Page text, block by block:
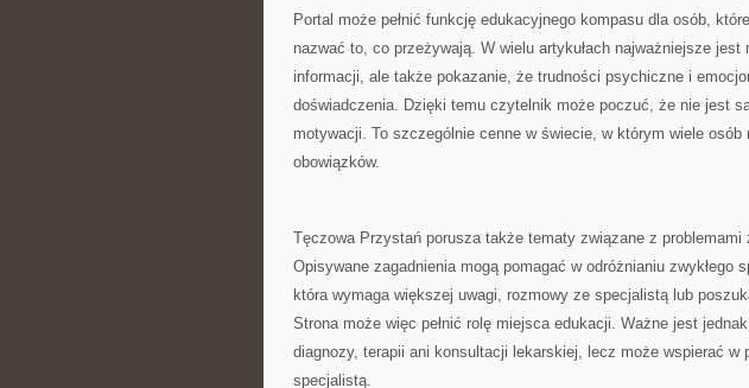
Portal może pełnić funkcję edukacyjnego kompasu dla osób,
nazwać to, co przeżywają. W wielu artykułach najważniejsze jest
informacji, ale także pokazanie, że trudności psychiczne i
doświadczenia. Dzięki temu czytelnik może poczuć, że nie jest
motywacji. To szczególnie cenne w świecie, w którym wiele osób
obowiązków.
Tęczowa Przystań porusza także tematy związane z problemami
Opisywane zagadnienia mogą pomagać w odróżnianiu zwykłego
która wymaga większej uwagi, rozmowy ze specjalistą lub
Strona może więc pełnić rolę miejsca edukacji. Ważne jest
diagnozy, terapii ani konsultacji lekarskiej, lecz może wspierać w
specjalistą.